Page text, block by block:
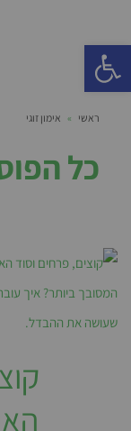
פתח סרגל נגישות
ראשי » אימון זוגי
כל